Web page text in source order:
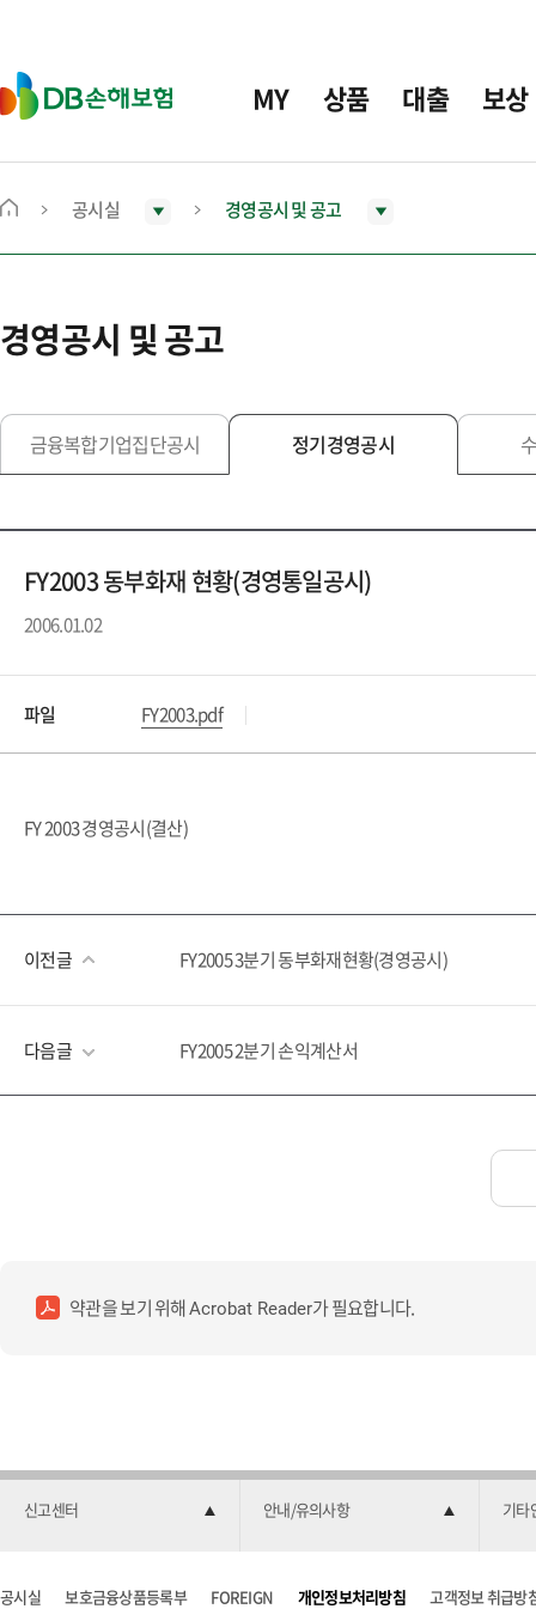
D
B
보
MY 상품 대출 보상
메
으
로
동
공시실 경영공시 및 공고
경영공시 및 공고
금융복합기업집단공시 정기경영공시
FY2003 동부화재 현황(경영통일공시)
2006.01.02
파일 FY2003.pdf
FY 2003 경영공시(결산)
이전글 FY2005 3분기 동부화재현황(경영공시)
다음글 FY2005 2분기 손익계산서
약관을 보기 위해Acrobat Reader가 필요합니다.
신고센터 안내/유의사항 기타
공시실 보호금융상품등록부 FOREIGN 개인정보처리방침 고객정보 취급방